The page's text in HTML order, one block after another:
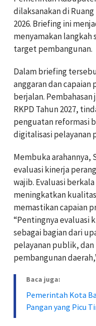
dilaksanakan di
2026. Briefing ini
menyamakan langkah
target pembangunan.
Dalam briefing
anggaran dan
berjalan.
RKPD Tahun 2027,
penguatan reformasi
digitalisasi pelayanan
Membuka arahannya,
evaluasi kinerja
wajib. Evaluasi
meningkatkan
memastikan capaian
“Pentingnya evaluasi
sebagai bagian dari
pelayanan publik,
pembangunan
Baca juga:
Pemerintah Kota
Pangan yang Picu